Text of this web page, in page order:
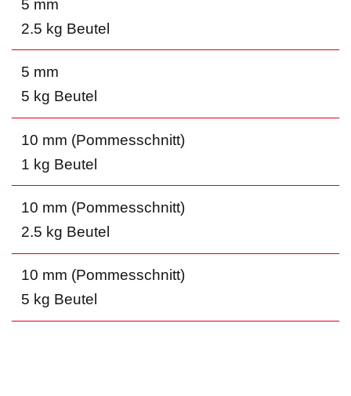
5 mm
2.5 kg Beutel
5 mm
5 kg Beutel
10 mm (Pommesschnitt)
1 kg Beutel
10 mm (Pommesschnitt)
2.5 kg Beutel
10 mm (Pommesschnitt)
5 kg Beutel